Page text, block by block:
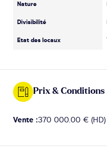
Nature
Divisibilité
Etat des locaux
Prix & Conditions
Vente :370 000.00 € (HD)